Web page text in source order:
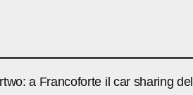
a Francoforte il car sharing del